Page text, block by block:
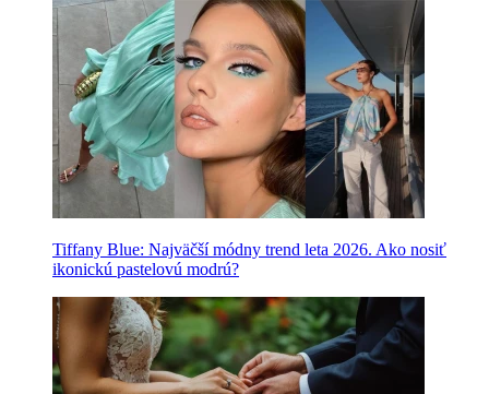
Tiffany Blue: Najväčší módny trend leta 2026. Ako nosiť
ikonickú pastelovú modrú?